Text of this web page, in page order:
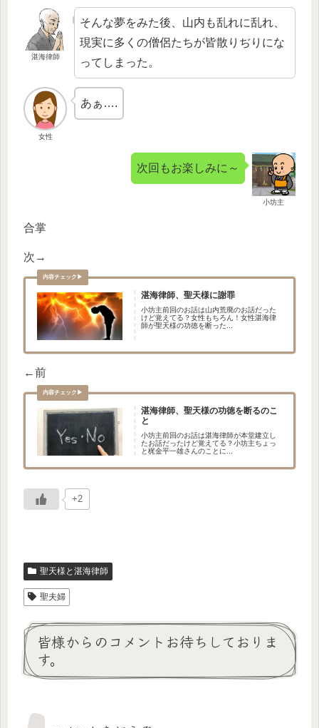
湛海律師
そんな夢をみた後、山内も乱れに乱れ、
現実に多くの僧侶たちが皆散りぢりにな
ってしまった。
女性
あぁ….
小坊主
次回もお楽しみに～
合掌
次→
湛海律師、聖天様に謝罪
小坊主前回のお話は山内荒廃のお話だった
けど覚えてる？女性もちろん！女性湛海律
師が聖天様の功徳を断った...
←前
湛海律師、聖天様の功徳を断るのこ
と
小坊主前回のお話は湛海律師が本堂建立し
たお話だったけど覚えてる？小坊主ちょっ
と梶金平一雄さんのことに...
+2
聖天様と湛海律師
聖夫婦
皆様からのコメントお待ちしておりま
す。